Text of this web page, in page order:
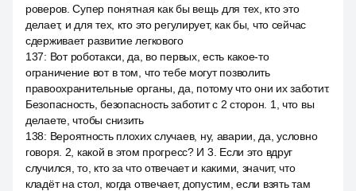
роверов. Супер понятная как бы вещь для тех, кто это
делает, и для тех, кто это регулирует, как бы, что сейчас
сдерживает развитие легкового
137: Вот роботакси, да, во первых, есть какое-то
ограничение вот в том, что тебе могут позволить
правоохранительные органы, да, потому что они их заботит.
Безопасность, безопасность заботит с 2 сторон. 1, что вы
делаете, чтобы снизить
138: Вероятность плохих случаев, ну, аварии, да, условно
говоря. 2, какой в этом прогресс? И 3. Если это вдруг
случился, то, кто за что отвечает и какими, значит, что
кладёт на стол, когда отвечает, допустим, если взять там